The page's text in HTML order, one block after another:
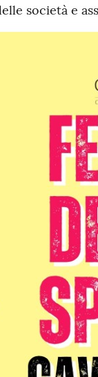
società e